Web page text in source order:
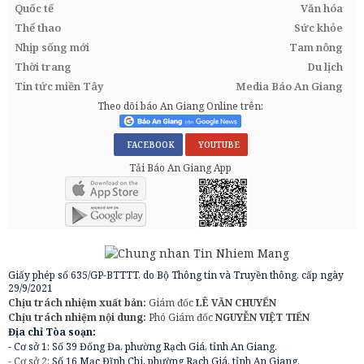
Quốc tế
Văn hóa
Thể thao
Sức khỏe
Nhịp sống mới
Tam nông
Thời trang
Du lịch
Tin tức miền Tây
Media Báo An Giang
Theo dõi báo An Giang Online trên:
FACEBOOK YOUTUBE
Tải Báo An Giang App
Giấy phép số 635/GP-BTTTT, do Bộ Thông tin và Truyền thông, cấp ngày
29/9/2021
Chịu trách nhiệm xuất bản: Giám đốcLÊ VĂN CHUYỂN
Chịu trách nhiệm nội dung: Phó Giám đốcNGUYỄN VIỆT TIẾN
Địa chỉ Tòa soạn:
- Cơ sở 1: Số 39 Đống Đa, phường Rạch Giá, tỉnh An Giang.